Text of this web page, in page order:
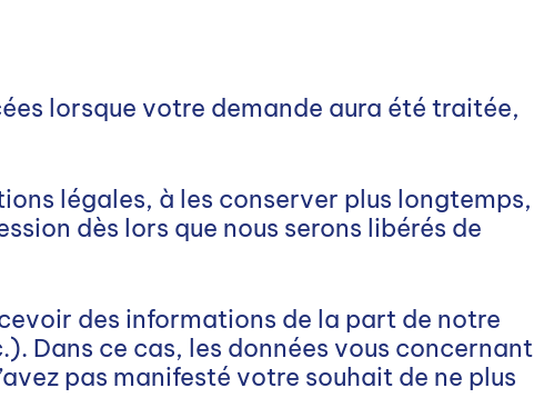
lorsque votre demande aura été traitée,
légales, à les conserver plus longtemps,
dès lors que nous serons libérés de
des informations de la part de notre
Dans ce cas, les données vous concernant
pas manifesté votre souhait de ne plus